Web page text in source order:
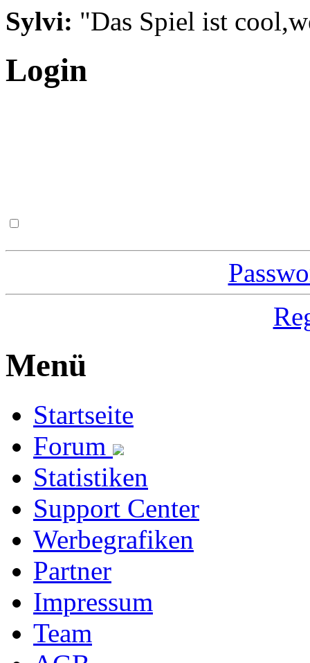
Sylvi: "Das Spiel ist
Login
Menü
Startseite
Forum
Statistiken
Support Center
Werbegrafiken
Partner
Impressum
Team